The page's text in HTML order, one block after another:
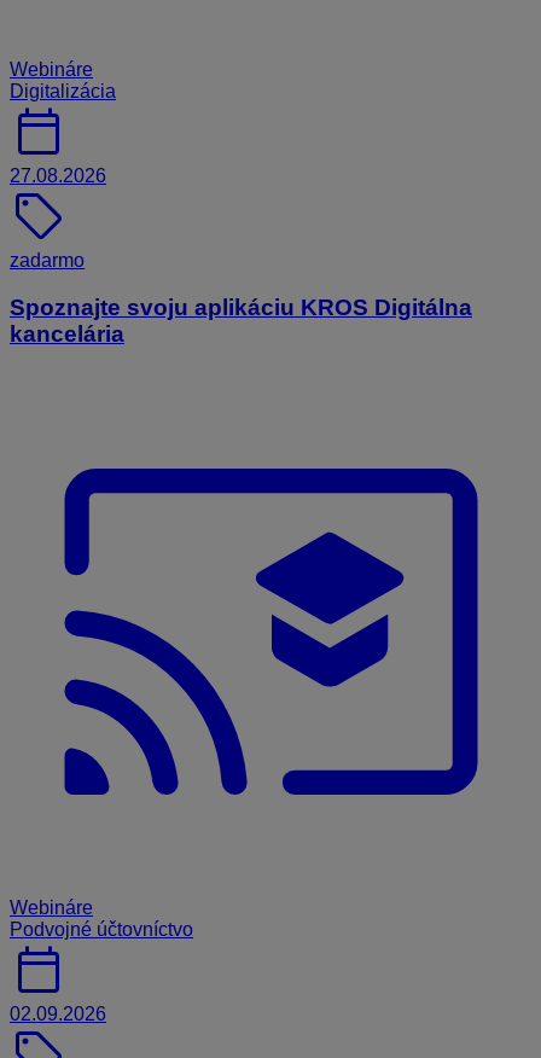
Webináre
Digitalizácia
calendar_today
27.08.2026
sell
zadarmo
Spoznajte svoju aplikáciu KROS Digitálna
kancelária
Webináre
Podvojné účtovníctvo
calendar_today
02.09.2026